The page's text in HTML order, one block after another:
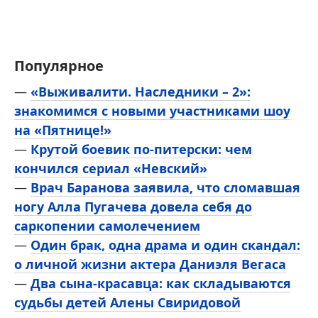
Популярное
— «Выживалити. Наследники – 2»:
знакомимся с новыми участниками шоу
на «Пятнице!»
— Крутой боевик по-питерски: чем
кончился сериал «Невский»
— Врач Баранова заявила, что сломавшая
ногу Алла Пугачева довела себя до
саркопении самолечением
— Один брак, одна драма и один скандал:
о личной жизни актера Даниэля Вегаса
— Два сына-красавца: как складываются
судьбы детей Алены Свиридовой